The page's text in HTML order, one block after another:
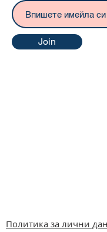
Join
Политика за лични